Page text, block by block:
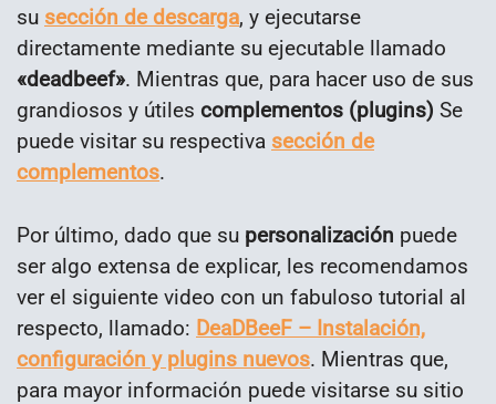
su sección de descarga, y ejecutarse
directamente mediante su ejecutable llamado
«deadbeef». Mientras que, para hacer uso de sus
grandiosos y útiles complementos (plugins) Se
puede visitar su respectiva sección de
complementos.
Por último, dado que su personalización puede
ser algo extensa de explicar, les recomendamos
ver el siguiente video con un fabuloso tutorial al
respecto, llamado: DeaDBeeF – Instalación,
configuración y plugins nuevos. Mientras que,
para mayor información puede visitarse su sitio